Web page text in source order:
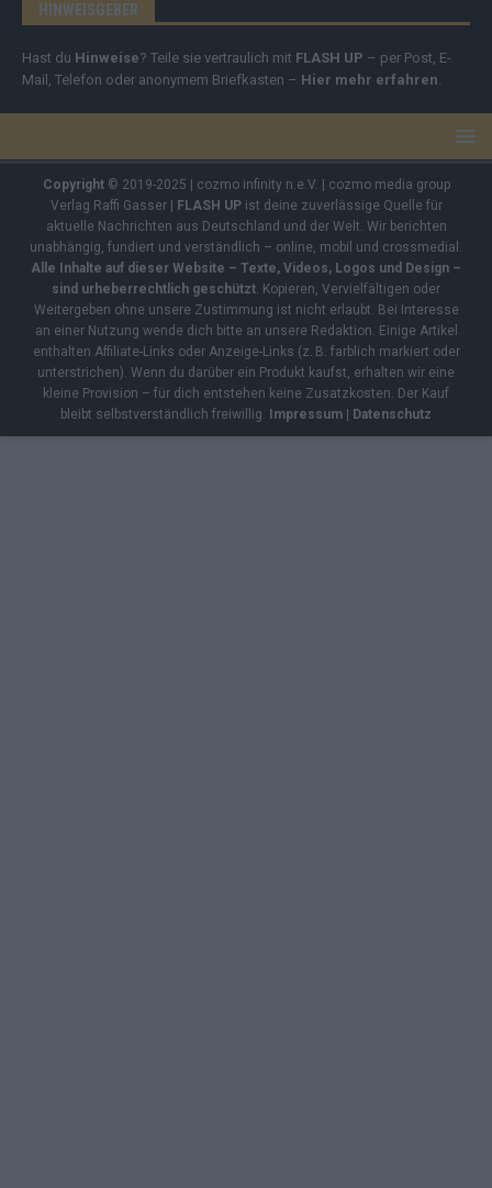
HINWEISGEBER
Hast du Hinweise? Teile sie vertraulich mit FLASH UP – per Post, E-
Mail, Telefon oder anonymem Briefkasten – Hier mehr erfahren.
Copyright© 2019-2025 | cozmo infinity n.e.V. | cozmo media group
Verlag Raffi Gasser |
FLASH UPist deine zuverlässige Quelle für
aktuelle Nachrichten aus Deutschland und der Welt. Wir berichten
unabhängig, fundiert und verständlich – online, mobil und crossmedial.
Alle Inhalte auf dieser Website – Texte, Videos, Logos und Design –
sind urheberrechtlich geschützt. Kopieren, Vervielfältigen oder
Weitergeben ohne unsere Zustimmung ist nicht erlaubt. Bei Interesse
an einer Nutzung wende dich bitte an unsere Redaktion. Einige Artikel
enthalten Affiliate-Links oder Anzeige-Links (z. B. farblich markiert oder
unterstrichen). Wenn du darüber ein Produkt kaufst, erhalten wir eine
kleine Provision – für dich entstehen keine Zusatzkosten. Der Kauf
bleibt selbstverständlich freiwillig.
Impressum Datenschutz